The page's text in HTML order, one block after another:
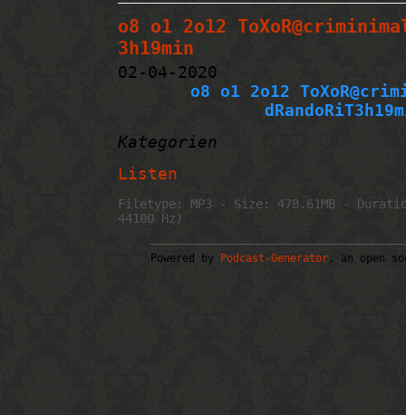
o8 o1 2o12
3h19min
02-04-2020
o8 o1 2o12
Kategorien
Listen
Filetype: MP3 - Size: 478.61MB -
44100 Hz)
Powered by Podcast-Generator , an open